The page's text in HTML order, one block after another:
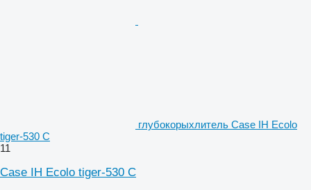
глубокорыхлитель Case IH Ecolo
tiger-530 C
11
Case IH Ecolo tiger-530 C